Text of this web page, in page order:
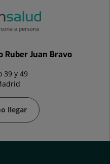
Ruber Juan Bravo
39 y 49
llegar